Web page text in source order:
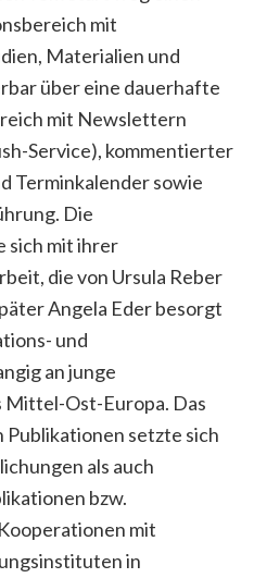
mit
Materialien und
über eine dauerhafte
mit Newslettern
Service), kommentierter
Terminkalender sowie
Die
mit ihrer
die von Ursula Reber
Angela Eder besorgt
und
an junge
Ost-Europa. Das
setzte sich
als auch
bzw.
mit
in